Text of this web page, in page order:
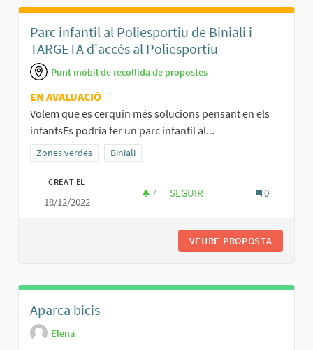
Parc infantil al Poliesportiu de Biniali i
TARGETA d'accés al Poliesportiu
Punt mòbil de recollida de propostes
EN AVALUACIÓ
Volem que es cerquin més solucions pensant en els
infantsEs podria fer un parc infantil al...
Resultats al filtrar per la categoria: Zones verdes
Zones verdes Resultats al filtrar per l'àmbit: Biniali
Biniali
CREAT EL
18/12/2022
7 7 SEGUIDORES
SEGUIR 0
VEURE PROPOSTA
Aparca bicis
Elena